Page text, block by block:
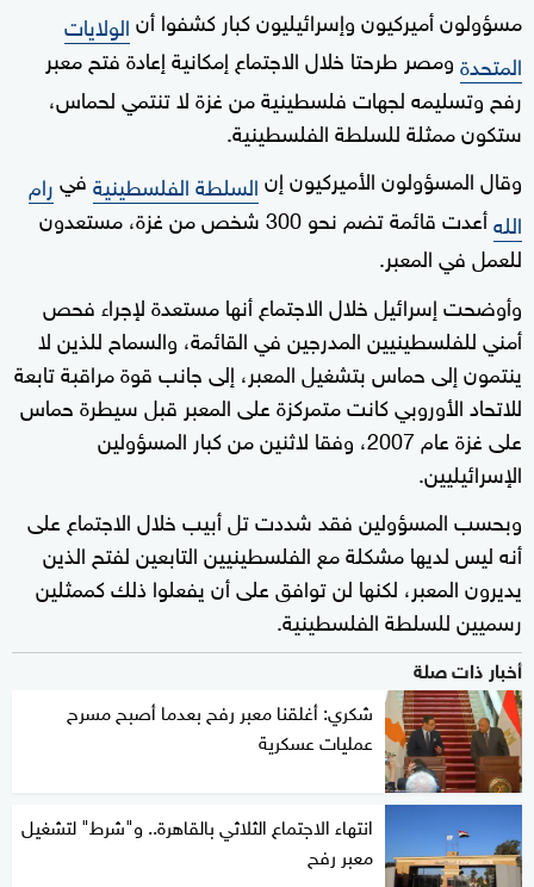
مسؤولون أميركيون وإسرائيليون كبار كشفوا أنالولايات
المتحدةومصر طرحتا خلال الاجتماع إمكانية إعادة فتح معبر
رفح وتسليمه لجهات فلسطينية من غزة لا تنتمي لحماس،
ستكون ممثلة للسلطة الفلسطينية.
وقال المسؤولون الأميركيون إنالسلطة الفلسطينيةفيرام
الله
أعدت قائمة تضم نحو 300 شخص من غزة، مستعدون
للعمل في المعبر.
وأوضحت إسرائيل خلال الاجتماع أنها مستعدة لإجراء فحص
أمني للفلسطينيين المدرجين في القائمة، والسماح للذين لا
ينتمون إلى حماس بتشغيل المعبر، إلى جانب قوة مراقبة تابعة
للاتحاد الأوروبي كانت متمركزة على المعبر قبل سيطرة حماس
على غزة عام 2007، وفقا لاثنين من كبار المسؤولين
الإسرائيليين.
وبحسب المسؤولين فقد شددت تل أبيب خلال الاجتماع على
أنه ليس لديها مشكلة مع الفلسطينيين التابعين لفتح الذين
يديرون المعبر، لكنها لن توافق على أن يفعلوا ذلك كممثلين
رسميين للسلطة الفلسطينية.
أخبار ذات صلة
شكري: أغلقنا معبر رفح بعدما أصبح مسرح
عمليات عسكرية
انتهاء الاجتماع الثلاثي بالقاهرة.. و"شرط" لتشغيل
معبر رفح